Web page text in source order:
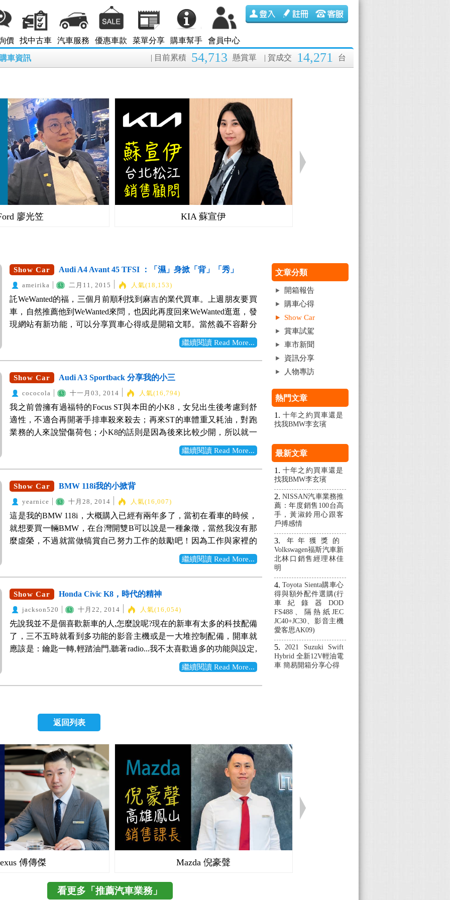
價 找中古車 汽車服務 優惠車款 菜單分享 購車幫手 會員中心
車資訊 | 賀成交 14,271 台
| 目前累積 54,713 懸賞單
廖光笠 KIA 蘇宣伊
Show Car Audi A4 Avant 45 TFSI ：「濕」身掀「背」「秀」
ameirika 二月11, 2015 人氣(18,153)
託WeWanted的福，三個月前順利找到麻吉的業代買車。上週朋友要買
車，自然推薦他到WeWanted來問，也因此再度回來WeWanted逛逛，發
現網站有新功能，可以分享買車心得或是開箱文耶。當然義不容辭分
享一下我的小白白(老婆取的名字...總覺得有點不man XD)，不過我的
車好像已經過了開箱跟購車心得的賞味期，那就改選個Show Car的分
類，簡單的分享一下我的A4吧！ 我替小小白加裝S line套件，包含前
後保桿、側裙、十八吋鋁圈，還有內裝的黑頂蓬、S line平底方向盤等
等，原本已經很讚的內裝質感，不管是縫線、接合處或是座椅的軟
硬，都有相當細膩的表現，經過S line加持後，質感更上一層樓了！
Audi的造車工藝，不愧名列1A2B之首(笑，我知道不是排在前面就最厲
害，自爽而已...)！ 這陣子使用心得!嗯，對於A4的動力表現非常滿
意，說走就走的油門反應很給力，讓我常會不自覺會大腳踩下去，享
受黏在椅背上的感覺；而煞車的制動力不錯，配得上車子的馬力，總
一輛家用車變成一輛運動風格的跑旅車，帥氣度在我心中簡直大爆
發！ 拍照前一天已經洗好車了，結果當天出門後竟然給我下起毛毛
雨，小白白的純白演出變成朦朧的濕身秀了...所以車身不是很乾淨，各
位看倌請多多包涵啊！ (帥氣車頭＋殺氣頭燈＋S Line空力下巴＝帥！
帥！帥！，因為很重要，所以要講三次。) (空力套件與輪圈的展示，
(這張有點向原廠型錄致敬的意味，有去過Audi展間的人一定知道，他
們的型錄封面都是車燈，可是不熟Audi的人覺「啊怎麼都長一樣」)
(45 TFSI 前面的45印象中是加速度值，當然越高馬力越大，現在Audi
已經不在車尾寫排氣量了，好潮啊！) (他的名字叫A4，有個迷人的車
尾燈～) (驗明正身：S Line名牌) (我承認，當初這個18吋大腳確實是
壓死駱駝的最後一根稻草，太帥了，不過拍著拍著，覺得裡面的煞車
好像稍微低調了一點...看來之後的改裝這裡會是第一步，千里之行始於
足下，所以就從車輪開始吧！) (排檔頭看起來很有檔頭！左邊的是停
車自動熄火的控制紐) (音響區跟冷氣區的控制介面) (還有螢幕，現在
天窗往內拍，跟副駕駛座比起來，駕駛座好多東西可以看可以按啊！
繼續閱讀 Read More...
Show Car Audi A3 Sportback 分享我的小三
cococola 十一月03, 2014 人氣(16,794)
我之前曾擁有過福特的Focus ST與本田的小K8，女兒出生後考慮到舒
適性，不適合再開著手排車殺來殺去；再來ST的車體重又耗油，對跑
業務的人來說蠻傷荷包；小K8的話則是因為後來比較少開，所以就一
併賣掉了。其實一直都滿喜歡奧迪的車，有考慮買它們的掀背車款，
剛好A3改款，還滿喜歡它的型，所以就決定買A3囉！ 不過也不只是外
型流線好看就買，還有很多其他的優點讓我決定買A3 Sportback，比如
說車內空間大，原廠重低音，平常開車聽重音樂很享受!而且A3真的很
省油，操控性也不錯，和我以往開的車滿不同的~至於缺點嘛，嗯...買
來開到現在，真的沒什麼好挑剔的~硬要講，就是保養的花費比一般國
產車高些，但保養是必須的，反正買車之前都有先評估過了，所以還
可以接受囉～ A3買回家以後，做了一些改裝，有些是為了開起來的感
覺，有些純粹是視覺，都是為了更有自己的風格： 1.方向盤改成S3平
底方向盤 2.Tomei複筒式高低軟硬可調避震器 3.Q桑中尾段四出排氣管
Audi的好，讓人放心的安全性舒適性以及靈活的操控性確實很好，只
能說，換了進口車就真的回不去了！ 跟大家分享一下我的愛車們吧！
▽A3的照片是之前與老公參加車聚活動的時候拍的～ ▽小K8～
▽ST的內裝跟外觀
繼續閱讀 Read More...
Show Car BMW 118i我的小掀背
yearnice 十月28, 2014 人氣(16,007)
這是我的BMW 118i，大概購入已經有兩年多了，當初在看車的時候，
就想要買一輛BMW，在台灣開雙B可以說是一種象徵，當然我沒有那
麼虛榮，不過就當做犒賞自己努力工作的鼓勵吧！因為工作與家裡的
停車位大小以及適合自己的使用，並沒選擇更大空間的等級，選擇
BMW入門小掀背118i，它可以滿足我在城市中通勤以及偶爾到郊外操
駕的樂趣，而雙B的價值不只是品牌而已，讓人滿意的還有高於國產車
的安全性，像我這種常在車上移動的人，德國車的車身結構以及安全
系統讓我除了舒適的出門以外，還可以平安的回家，我想這就是藍白
廠徽最重要的價值了吧！（當然還有小小虛榮感！）。 帥氣的車頭，
還有除了車廠標誌以外最好辨識的雙腎型水箱罩。 車門上靠近門把那
條線條是直線，而在靠近車底的卻是一道美麗的弧線，這樣的組合非
常好看。 短短的車尾。 內裝部分還蠻有科技感的，特別喜歡副駕駛
座前面手套箱上的一個線條以及牌檔桿底座的造型，讓整部車不會過
ISOFIX的座腳，目前是還沒有小孩可以用，但是有先預留下來之後要
安裝嬰兒座椅就很方便了。 最後用天窗作為總結吧，謝謝收看！
繼續閱讀 Read More...
Show Car Honda Civic K8，時代的精神
jackson520 十月22, 2014 人氣(16,054)
先說我並不是個喜歡新車的人,怎麼說呢?現在的新車有太多的科技配備
了，三不五時就看到多功能的影音主機或是一大堆控制配備，開車就
應該是：鑰匙一轉,輕踏油門,聽著radio...我不太喜歡過多的功能與設定,
對我來說一台好車就是要簡單好上手,油門踩了就可以帶我愉快的抵達
我的目的地，這樣就夠了。 這台Honda Civic K8原來是父親朋友的車,
開了十幾年換車之後我便宜買下的,原本的車主很沒有很操車，平常也
通工具，騎車這麼久的我,當下心情其實滿雀躍的XD 日系老車有個好
家而言是個改車尬車的好夥伴,不過對“車齡”尚淺的我來說,先熟悉原裝
車的風味,在慢慢地摸索自己的駕車風格，之後有機會也會希望進行一
些比較具有個人特色的改裝囉。 很多人說老車需要照顧,但也因為照
顧才會越來越懂車,同時也可以從老車上看到過往時代的精神,我想老車
就像U2或是披頭四一樣,值得慢慢一聽再聽、慢慢體驗整個移動的樂
趣。 老車的好處就是沒有太多的電子零件可以壞，而且整體的視覺就
簡單，不會有一堆發光的LED在干擾駕駛，而方向盤就只是方向盤，
沒有什麼音量控制什麼的額外功能，簡單就是美感。 駕車不只是自己
能夠享受這個移動的樂趣，更重要的是可以與共乘者共享，一起享受
著抵達目的前的美好時光。
繼續閱讀 Read More...
返回列表
文章分類
開箱報告
購車心得
Show Car
賞車試駕
車市新聞
資訊分享
人物專訪
熱門文章
十年之約買車還是
找我BMW李玄璸
最新文章
十年之約買車還是
找我BMW李玄璸
NISSAN汽車業務推
薦：年度銷售100台高
手，黃淑鈴用心跟客
戶搏感情
年年獲獎的
Volkswagen福斯汽車新
北林口銷售經理林佳
明
Toyota Sienta購車心
得與額外配件選購(行
車紀錄器DOD
FS488、隔熱紙JEC
JC40+JC30、影音主機
愛客思AK09)
2021 Suzuki Swift
Hybrid 全新12V輕油電
車 簡易開箱分享心得
傅傳傑 Mazda 倪豪聲
看更多「推薦汽車業務」